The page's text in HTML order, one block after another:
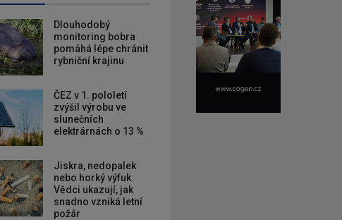
Dlouhodobý
monitoring bobra
pomáhá lépe chránit
rybniční krajinu
ČEZ v 1. pololetí
zvýšil výrobu ve
slunečních
elektrárnách o 13 %
Jiskra, nedopalek
nebo horký výfuk.
Vědci ukazují, jak
snadno vzniká letní
požár